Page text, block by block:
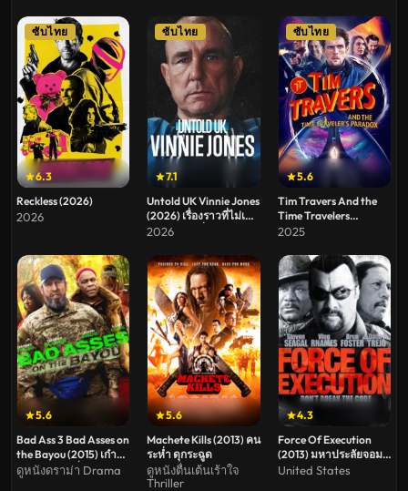
6.3
ซับไทย
Reckless (2026)
2026
7.1
ซับไทย
Untold UK Vinnie Jones
(2026) เรื่องราวที่ไม่เคย
เล่าของ วินนี่ โจนส์
2026
5.6
ซับไทย
Tim Travers And the
Time Travelers
Paradox (2025) ทิม
ไทม์ ทราเวลเลอร์ส พา
ราด็อกซ์
2025
5.6
Bad Ass 3 Bad Asses on
the Bayou (2015) เก๋า
โหดโคตรระห่ำ
ดูหนังดราม่า Drama
5.6
Machete Kills (2013) คน
ระห่ำ ดุกระฉูด
ดูหนังตื่นเต้นเร้าใจ
Thriller
4.3
Force Of Execution
(2013) มหาประลัยจอม
มาเฟีย
United States